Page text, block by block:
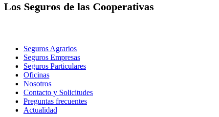
Los Seguros de las Cooperativas
Seguros Agrarios
Seguros Empresas
Seguros Particulares
Oficinas
Nosotros
Contacto y Solicitudes
Preguntas frecuentes
Actualidad